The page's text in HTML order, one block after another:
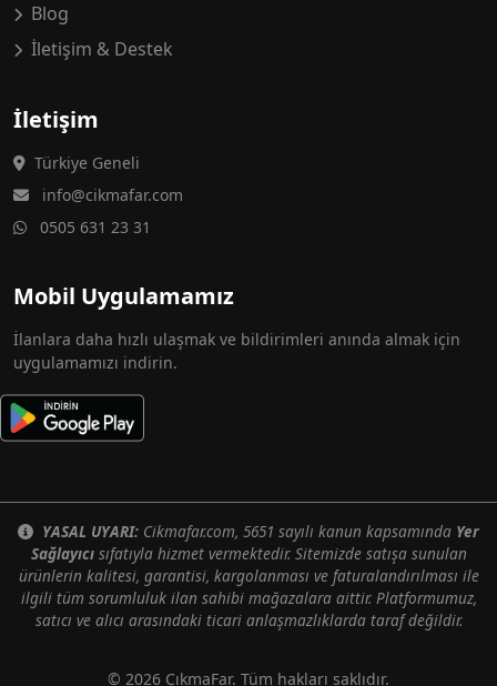
Blog
İletişim & Destek
İletişim
Türkiye Geneli
info@cikmafar.com
0505 631 23 31
Mobil Uygulamamız
İlanlara daha hızlı ulaşmak ve bildirimleri anında almak için
uygulamamızı indirin.
YASAL UYARI: Cikmafar.com, 5651 sayılı kanun kapsamında Yer
Sağlayıcısıfatıyla hizmet vermektedir. Sitemizde satışa sunulan
ürünlerin kalitesi, garantisi, kargolanması ve faturalandırılması ile
ilgili tüm sorumluluk ilan sahibi mağazalara aittir. Platformumuz,
satıcı ve alıcı arasındaki ticari anlaşmazlıklarda taraf değildir.
© 2026 ÇıkmaFar. Tüm hakları saklıdır.